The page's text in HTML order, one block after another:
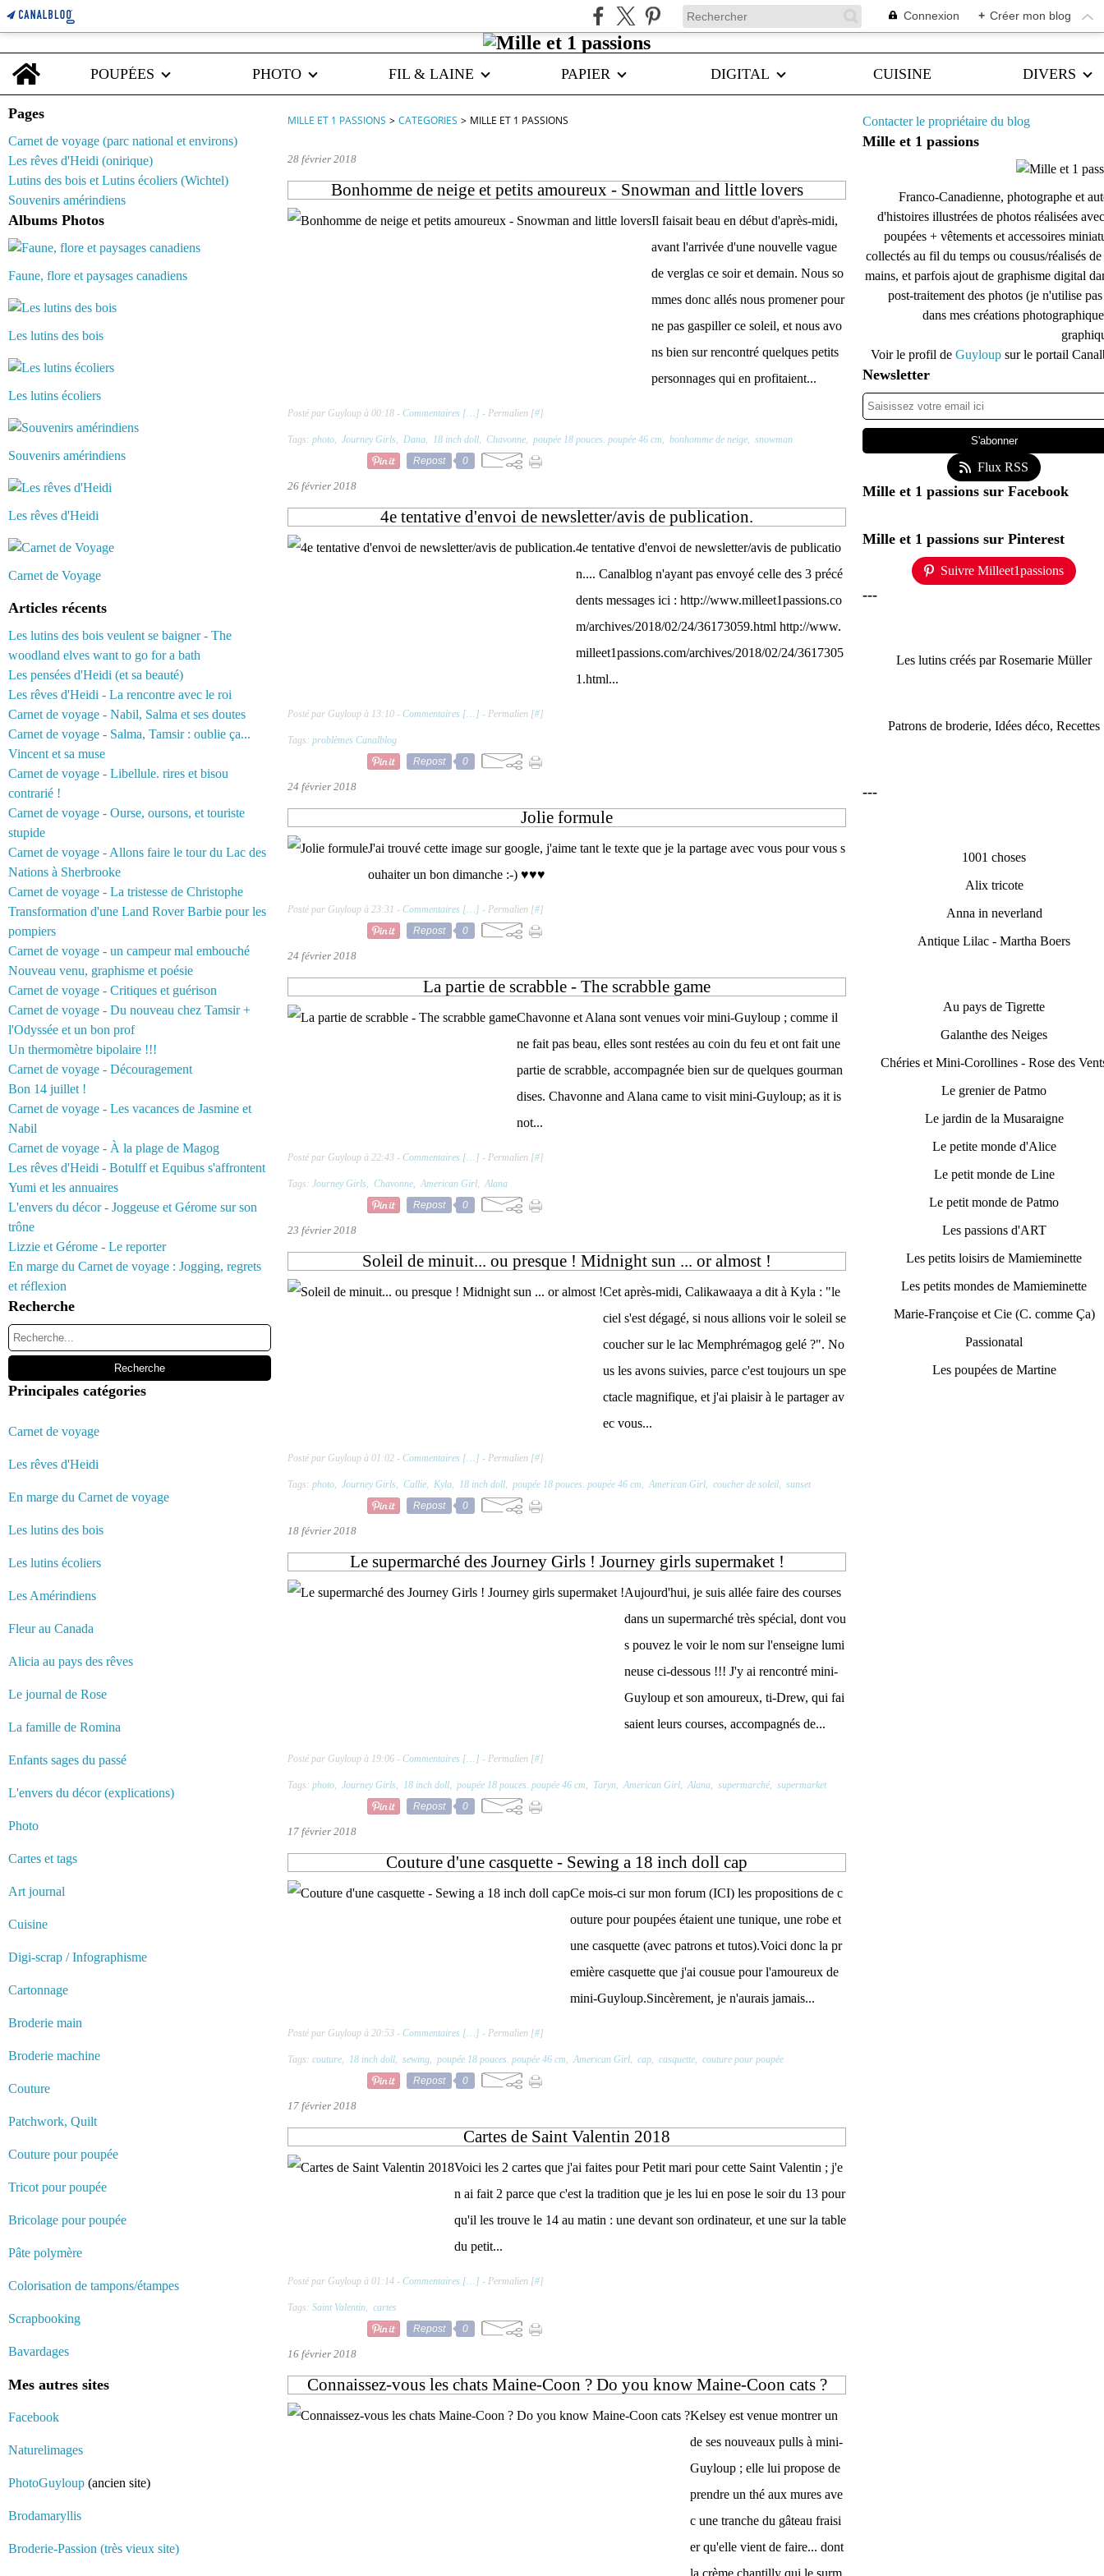
Connexion + Créer mon blog
Home
POUPÉES
PHOTO FIL & LAINE PAPIER DIGITAL CUISINE DIVERS
Pages
Carnet de voyage (parc national et environs)
Les rêves d'Heidi (onirique)
Lutins des bois et Lutins écoliers (Wichtel)
Souvenirs amérindiens
Albums Photos
Faune, flore et paysages canadiens
Les lutins des bois
Les lutins écoliers
Souvenirs amérindiens
Les rêves d'Heidi
Carnet de Voyage
Articles récents
Les lutins des bois veulent se baigner - The
woodland elves want to go for a bath
Les pensées d'Heidi (et sa beauté)
Les rêves d'Heidi - La rencontre avec le roi
Carnet de voyage - Nabil, Salma et ses doutes
Carnet de voyage - Salma, Tamsir : oublie ça...
Vincent et sa muse
Carnet de voyage - Libellule. rires et bisou
contrarié !
Carnet de voyage - Ourse, oursons, et touriste
stupide
Carnet de voyage - Allons faire le tour du Lac des
Nations à Sherbrooke
Carnet de voyage - La tristesse de Christophe
Transformation d'une Land Rover Barbie pour les
pompiers
Carnet de voyage - un campeur mal embouché
Nouveau venu, graphisme et poésie
Carnet de voyage - Critiques et guérison
Carnet de voyage - Du nouveau chez Tamsir +
l'Odyssée et un bon prof
Un thermomètre bipolaire !!!
Carnet de voyage - Découragement
Bon 14 juillet !
Carnet de voyage - Les vacances de Jasmine et
Nabil
Carnet de voyage - À la plage de Magog
Les rêves d'Heidi - Botulff et Equibus s'affrontent
Yumi et les annuaires
L'envers du décor - Joggeuse et Gérome sur son
trône
Lizzie et Gérome - Le reporter
En marge du Carnet de voyage : Jogging, regrets
et réflexion
Recherche
Principales catégories
Carnet de voyage
Les rêves d'Heidi
En marge du Carnet de voyage
Les lutins des bois
Les lutins écoliers
Les Amérindiens
Fleur au Canada
Alicia au pays des rêves
Le journal de Rose
La famille de Romina
Enfants sages du passé
L'envers du décor (explications)
Photo
Cartes et tags
Art journal
Cuisine
Digi-scrap / Infographisme
Cartonnage
Broderie main
Broderie machine
Couture
Patchwork, Quilt
Couture pour poupée
Tricot pour poupée
Bricolage pour poupée
Pâte polymère
Colorisation de tampons/étampes
Scrapbooking
Bavardages
Mes autres sites
Facebook
Naturelimages
PhotoGuyloup (ancien site)
Brodamaryllis
Broderie-Passion (très vieux site)
MILLE ET 1 PASSIONS > CATEGORIES > MILLE ET 1 PASSIONS
28 février 2018
Bonhomme de neige et petits amoureux - Snowman and little lovers
Il faisait beau en début d'après-midi,
avant l'arrivée d'une nouvelle vague
de verglas ce soir et demain. Nous so
mmes donc allés nous promener pour
ne pas gaspiller ce soleil, et nous avo
ns bien sur rencontré quelques petits
personnages qui en profitaient...
Posté par Guyloup à 00:18 - Commentaires [… ] - Permalien [#]
Tags: photo, Journey Girls, Dana, 18 inch doll, Chavonne, poupée 18 pouces. poupée 46 cm, bonhomme de neige, snowman
Repost
0
26 février 2018
4e tentative d'envoi de newsletter/avis de publication.
4e tentative d'envoi de newsletter/avis de publicatio
n.... Canalblog n'ayant pas envoyé celle des 3 précé
dents messages ici : http://www.milleet1passions.co
m/archives/2018/02/24/36173059.html http://www.
milleet1passions.com/archives/2018/02/24/3617305
1.html...
Posté par Guyloup à 13:10 - Commentaires [… ] - Permalien [#]
Tags: problèmes Canalblog
Repost
0
24 février 2018
Jolie formule
J'ai trouvé cette image sur google, j'aime tant le texte que je la partage avec vous pour vous s
ouhaiter un bon dimanche :-) ♥♥♥
Posté par Guyloup à 23:31 - Commentaires [… ] - Permalien [#]
Repost
0
24 février 2018
La partie de scrabble - The scrabble game
Chavonne et Alana sont venues voir mini-Guyloup ; comme il
ne fait pas beau, elles sont restées au coin du feu et ont fait une
partie de scrabble, accompagnée bien sur de quelques gourman
dises. Chavonne and Alana came to visit mini-Guyloup; as it is
not...
Posté par Guyloup à 22:43 - Commentaires [… ] - Permalien [#]
Tags: Journey Girls, Chavonne, American Girl, Alana
Repost
0
23 février 2018
Soleil de minuit... ou presque ! Midnight sun ... or almost !
Cet après-midi, Calikawaaya a dit à Kyla : "le
ciel s'est dégagé, si nous allions voir le soleil se
coucher sur le lac Memphrémagog gelé ?". No
us les avons suivies, parce c'est toujours un spe
ctacle magnifique, et j'ai plaisir à le partager av
ec vous...
Posté par Guyloup à 01:02 - Commentaires [… ] - Permalien [#]
Tags: photo, Journey Girls, Callie, Kyla, 18 inch doll, poupée 18 pouces. poupée 46 cm, American Girl, coucher de soleil, sunset
Repost
0
18 février 2018
Le supermarché des Journey Girls ! Journey girls supermaket !
Aujourd'hui, je suis allée faire des courses
dans un supermarché très spécial, dont vou
s pouvez le voir le nom sur l'enseigne lumi
neuse ci-dessous !!! J'y ai rencontré mini-
Guyloup et son amoureux, ti-Drew, qui fai
saient leurs courses, accompagnés de...
Posté par Guyloup à 19:06 - Commentaires [… ] - Permalien [#]
Tags: photo, Journey Girls, 18 inch doll, poupée 18 pouces. poupée 46 cm, Taryn, American Girl, Alana, supermarché, supermarket
Repost
0
17 février 2018
Couture d'une casquette - Sewing a 18 inch doll cap
Ce mois-ci sur mon forum (ICI) les propositions de c
outure pour poupées étaient une tunique, une robe et
une casquette (avec patrons et tutos).Voici donc la pr
emière casquette que j'ai cousue pour l'amoureux de
mini-Guyloup.Sincèrement, je n'aurais jamais...
Posté par Guyloup à 20:53 - Commentaires [… ] - Permalien [#]
Tags: couture, 18 inch doll, sewing, poupée 18 pouces. poupée 46 cm, American Girl, cap, casquette, couture pour poupée
Repost
0
17 février 2018
Cartes de Saint Valentin 2018
Voici les 2 cartes que j'ai faites pour Petit mari pour cette Saint Valentin ; j'e
n ai fait 2 parce que c'est la tradition que je les lui en pose le soir du 13 pour
qu'il les trouve le 14 au matin : une devant son ordinateur, et une sur la table
du petit...
Posté par Guyloup à 01:14 - Commentaires [… ] - Permalien [#]
Tags: Saint Valentin, cartes
Repost
0
16 février 2018
Connaissez-vous les chats Maine-Coon ? Do you know Maine-Coon cats ?
Kelsey est venue montrer un
de ses nouveaux pulls à mini-
Guyloup ; elle lui propose de
prendre un thé aux mures ave
c une tranche du gâteau fraisi
er qu'elle vient de faire... dont
la crème chantilly qui le surm
Contacter le propriétaire du blog
Mille et 1 passions
Franco-Canadienne, photographe et
d'histoires illustrées de photos réalisées
poupées + vêtements et accessoires
collectés au fil du temps ou cousus/réalisés de
mains, et parfois ajout de graphisme digital
post-traitement des photos (je n'utilise
dans mes créations
Voir le profil de Guyloup sur le portail
Newsletter
Flux RSS
Mille et 1 passions sur Facebook
Mille et 1 passions sur Pinterest
Suivre Milleet1passions
---
Les lutins créés par Rosemarie Müller
Patrons de broderie, Idées déco, Recettes
---
1001 choses
Alix tricote
Anna in neverland
Antique Lilac - Martha Boers
Au pays de Tigrette
Galanthe des Neiges
Chéries et Mini-Corollines - Rose des
Le grenier de Patmo
Le jardin de la Musaraigne
Le petite monde d'Alice
Le petit monde de Line
Le petit monde de Patmo
Les passions d'ART
Les petits loisirs de Mamieminette
Les petits mondes de Mamieminette
Marie-Françoise et Cie (C. comme Ça)
Passionatal
Les poupées de Martine